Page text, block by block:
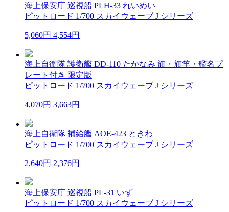
海上保安庁 巡視船 PLH-33 れいめい
ピットロード 1/700 スカイウェーブ J シリーズ
5,060円 4,554円
海上自衛隊 護衛艦 DD-110 たかなみ 旗・旗竿・艦名プ
レート付き 限定版
ピットロード 1/700 スカイウェーブ J シリーズ
4,070円 3,663円
海上自衛隊 補給艦 AOE-423 ときわ
ピットロード 1/700 スカイウェーブ J シリーズ
2,640円 2,376円
海上保安庁 巡視船 PL-31 いず
ピットロード 1/700 スカイウェーブ J シリーズ